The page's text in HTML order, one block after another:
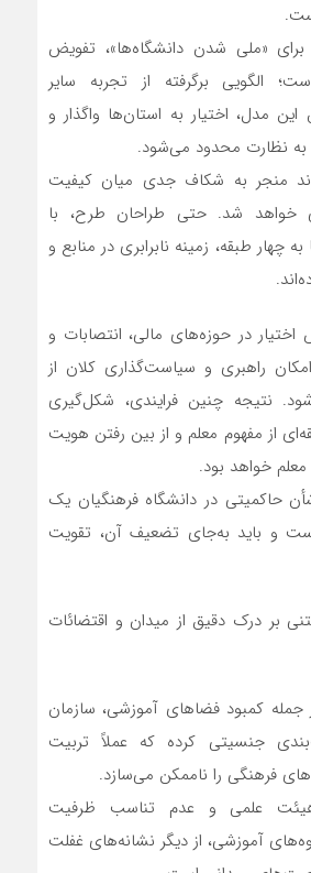
«ملی شدن دانشگاه‌ها»، تفویض
الگویی برگرفته از تجربه سایر
مدل، اختیار به استان‌ها واگذار و
نظارت محدود می‌شود.
منجر به شکاف جدی میان کیفیت
خواهد شد. حتی طراحان طرح، با
چهار طبقه، زمینه نابرابری در منابع و
اختیار در حوزه‌های مالی، انتصابات و
راهبری و سیاست‌گذاری کلان از
نتیجه چنین فرایندی، شکل‌گیری
از مفهوم معلم و از بین رفتن هویت
خواهد بود.
حاکمیتی در دانشگاه فرهنگیان یک
است و باید به‌جای تضعیف آن، تقویت
بر درک دقیق از میدان و اقتضائات
کمبود فضاهای آموزشی، سازمان
جنسیتی کرده که عملاً تربیت
فرهنگی را ناممکن می‌سازد.
علمی و عدم تناسب ظرفیت
آموزشی، از دیگر نشانه‌های غفلت